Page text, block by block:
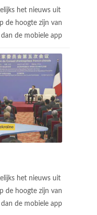
het nieuws uit
de hoogte zijn van
de mobiele app
het nieuws uit
de hoogte zijn van
de mobiele app